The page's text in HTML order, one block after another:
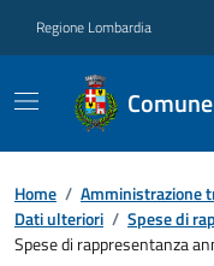
Regione Lombardia
Home / Amministrazione
Dati ulteriori / Spese di
Spese di rappresentanza